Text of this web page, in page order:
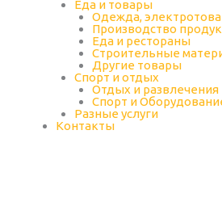
Еда и товары
Одежда,
Производство
Еда и рестораны
Строительные
Другие товары
Спорт и отдых
Отдых и развлечения
Спорт и
Разные услуги
Контакты